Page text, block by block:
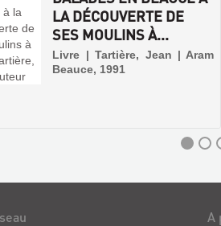
LA DÉCOUVERTE DE
SES MOULINS À...
Livre | Tartière, Jean | Aram
Beauce, 1991
A